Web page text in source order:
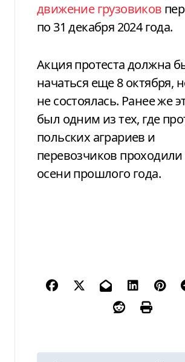
движение грузовиков
по 31 декабря 2024 года.
Акция протеста должна
начаться еще 8 октября,
не состоялась. Ранее же
был одним из тех, где
польских аграриев и
перевозчиков
осени прошлого года.